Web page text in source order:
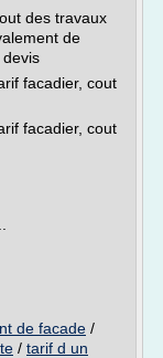
des travaux
de
facadier, cout
facadier, cout
de facade /
/ tarif d un